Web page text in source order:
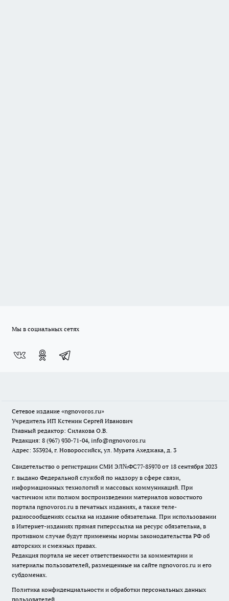
Мы в социальных сетях
Сетевое издание «ngnovoros.ru»
Учредитель ИП Кстенин Сергей Иванович
Главный редактор: Силакова О.В.
Редакция: 8 (967) 930-71-04, info@ngnovoros.ru
Адрес: 353924, г. Новороссийск, ул. Мурата Ахеджака, д. 3
Свидетельство о регистрации СМИ ЭЛ№ФС77-85970 от 18 сентября 2023
г. выдано Федеральной службой по надзору в сфере связи,
информационных технологий и массовых коммуникаций. При
частичном или полном воспроизведении материалов новостного
портала ngnovoros.ru в печатных изданиях, а также теле-
радиосообщениях ссылка на издание обязательна. При использовании
в Интернет-изданиях прямая гиперссылка на ресурс обязательна, в
противном случае будут применены нормы законодательства РФ об
авторских и смежных правах.
Редакция портала не несет ответственности за комментарии и
материалы пользователей, размещенные на сайте ngnovoros.ru и его
субдоменах.
Политика конфиденциальности и обработки персональных данных
пользователей